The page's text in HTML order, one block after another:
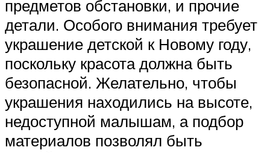
предметов обстановки, и прочие
детали. Особого внимания требует
украшение детской к Новому году,
поскольку красота должна быть
безопасной. Желательно, чтобы
украшения находились на высоте,
недоступной малышам, а подбор
материалов позволял быть